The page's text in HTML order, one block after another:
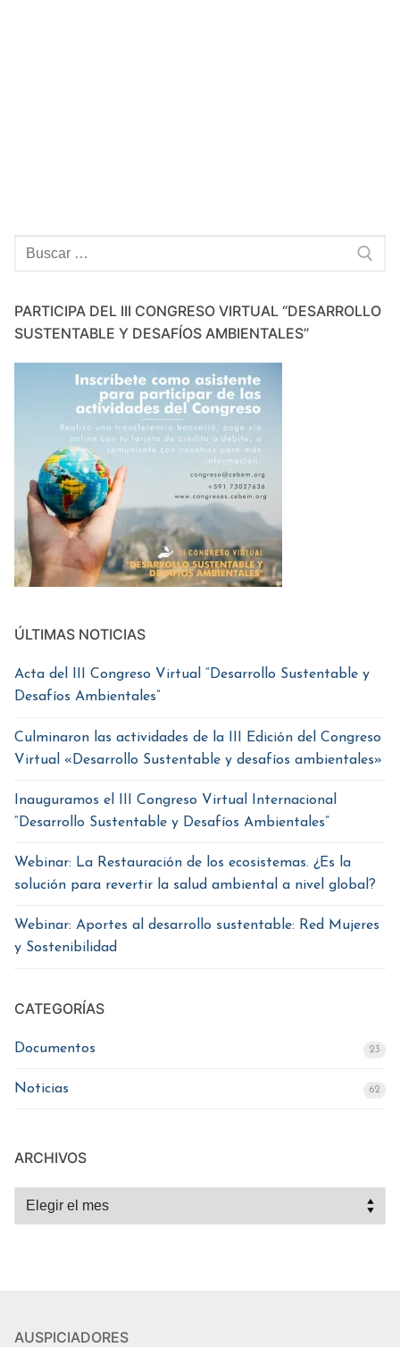
Buscar:
PARTICIPA DEL III CONGRESO VIRTUAL “DESARROLLO
SUSTENTABLE Y DESAFÍOS AMBIENTALES”
ÚLTIMAS NOTICIAS
Acta del III Congreso Virtual “Desarrollo Sustentable y
Desafíos Ambientales”
Culminaron las actividades de la III Edición del Congreso
Virtual «Desarrollo Sustentable y desafíos ambientales»
Inauguramos el III Congreso Virtual Internacional
“Desarrollo Sustentable y Desafíos Ambientales”
Webinar: La Restauración de los ecosistemas. ¿Es la
solución para revertir la salud ambiental a nivel global?
Webinar: Aportes al desarrollo sustentable: Red Mujeres
y Sostenibilidad
CATEGORÍAS
Documentos 23
Noticias 62
ARCHIVOS
Archivos
AUSPICIADORES